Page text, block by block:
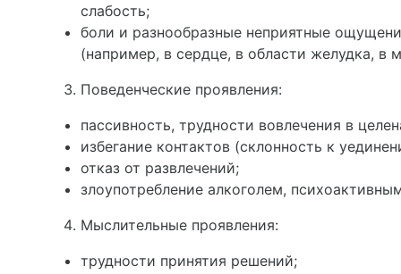
слабость;
боли и разнообразные не­приятные
(например, в сердце, в области желудка, в
Поведенческие проявления:
пассивность, трудности во­влечения в
избегание контактов (склонность к
отказ от развлечений;
злоупотребление алкоголем,
Мыслительные проявления:
трудности принятия ре­шений;